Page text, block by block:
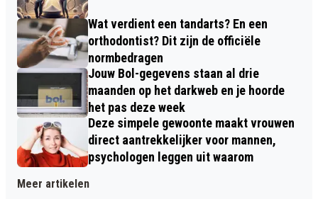
Wat verdient een tandarts? En een
orthodontist? Dit zijn de officiële
normbedragen
Jouw Bol-gegevens staan al drie
maanden op het darkweb en je hoorde
het pas deze week
Deze simpele gewoonte maakt vrouwen
direct aantrekkelijker voor mannen,
psychologen leggen uit waarom
Meer artikelen